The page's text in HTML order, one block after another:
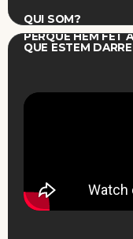
QUI SOM?
PERQUÈ HEM FET
QUE ESTEM